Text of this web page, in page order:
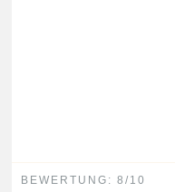
BEWERTUNG: 8/10